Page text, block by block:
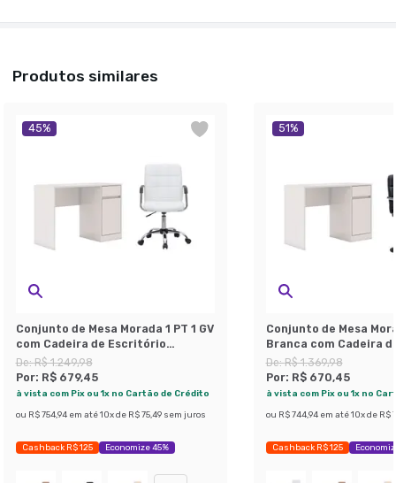
Produtos similares
45%
Conjunto de Mesa Morada 1 PT 1 GV
com Cadeira de Escritório
Secretária Giratória Fitz Branca
De:R$ 1.249,98
Por: R$ 679,45
à vista com Pix ou 1x no Cartão de Crédito
ou R$ 754,94 em até 10x de R$ 75,49 sem juros
Cashback R$ 125 Economize 45%
51%
Conjunto de Mesa
Branca com Cadeira
Secretária Giratória
De:R$ 1.369,98
Por: R$ 670,45
à vista com Pix ou 1x no
ou R$ 744,94 em até 10x de R$
Cashback R$ 125